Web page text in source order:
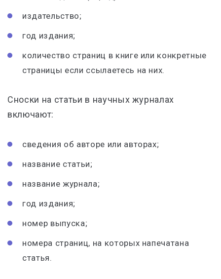
издательство;
год издания;
количество страниц в книге или конкретные
страницы если ссылаетесь на них.
Сноски на статьи в научных журналах
включают:
сведения об авторе или авторах;
название статьи;
название журнала;
год издания;
номер выпуска;
номера страниц, на которых напечатана
статья.